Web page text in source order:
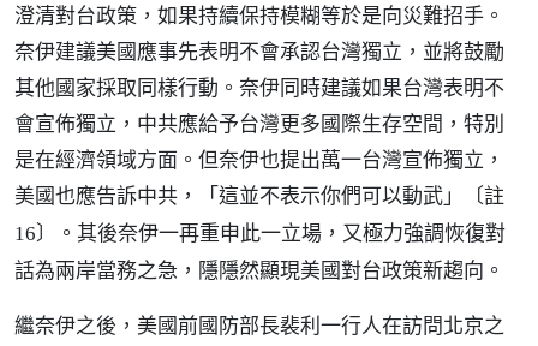
澄清對台政策，如果持續保持模糊等於是向災難招手。
奈伊建議美國應事先表明不會承認台灣獨立，並將鼓勵
其他國家採取同樣行動。奈伊同時建議如果台灣表明不
會宣佈獨立，中共應給予台灣更多國際生存空間，特別
是在經濟領域方面。但奈伊也提出萬一台灣宣佈獨立，
美國也應告訴中共，「這並不表示你們可以動武」
〔註
16〕
。其後奈伊一再重申此一立場，又極力強調恢復對
話為兩岸當務之急，隱隱然顯現美國對台政策新趨向。
繼奈伊之後，美國前國防部長裴利一行人在訪問北京之